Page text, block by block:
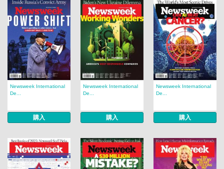
Newsweek International
De...
購入
Newsweek International
De...
購入
Newsweek International
De...
購入